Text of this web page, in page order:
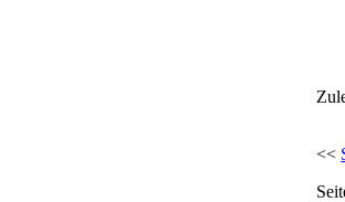
<<